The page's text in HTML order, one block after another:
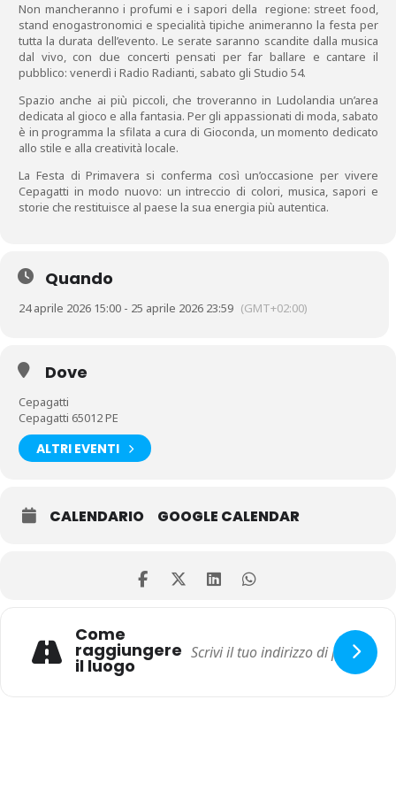
Non mancheranno i profumi e i sapori della regione: street food,
stand enogastronomici e specialità tipiche animeranno la festa per
tutta la durata dell’evento. Le serate saranno scandite dalla musica
dal vivo, con due concerti pensati per far ballare e cantare il
pubblico: venerdì i Radio Radianti, sabato gli Studio 54.
Spazio anche ai più piccoli, che troveranno in Ludolandia un’area
dedicata al gioco e alla fantasia. Per gli appassionati di moda, sabato
è in programma la sfilata a cura di Gioconda, un momento dedicato
allo stile e alla creatività locale.
La Festa di Primavera si conferma così un’occasione per vivere
Cepagatti in modo nuovo: un intreccio di colori, musica, sapori e
storie che restituisce al paese la sua energia più autentica.
Quando
24 aprile 2026 15:00 - 25 aprile 2026 23:59 (GMT+02:00)
Dove
Cepagatti
Cepagatti 65012 PE
ALTRI EVENTI
CALENDARIO GOOGLE CALENDAR
Come
raggiungere
il luogo